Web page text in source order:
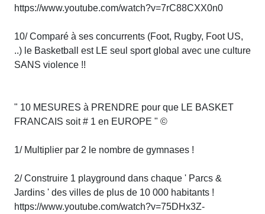
https://www.youtube.com/watch?v=7rC88CXX0n0
10/ Comparé à ses concurrents (Foot, Rugby, Foot US,
..) le Basketball est LE seul sport global avec une culture
SANS violence !!
" 10 MESURES à PRENDRE pour que LE BASKET
FRANCAIS soit # 1 en EUROPE " ©
1/ Multiplier par 2 le nombre de gymnases !
2/ Construire 1 playground dans chaque ' Parcs &
Jardins ' des villes de plus de 10 000 habitants !
https://www.youtube.com/watch?v=75DHx3Z-